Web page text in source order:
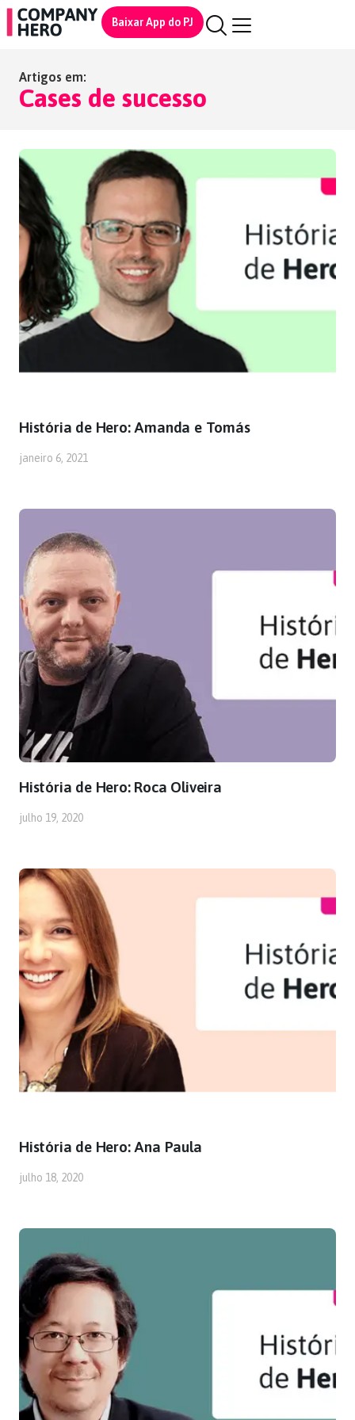
Baixar App do PJ
Artigos em:
Cases de sucesso
História de Hero: Amanda e Tomás
janeiro 6, 2021
História de Hero: Roca Oliveira
julho 19, 2020
História de Hero: Ana Paula
julho 18, 2020